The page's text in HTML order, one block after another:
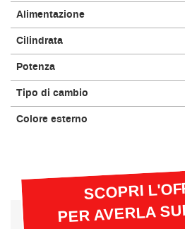
Alimentazione
Cilindrata
Potenza
Tipo di cambio
Colore esterno
SCOPRI
PER AVERLA
Puoi
rivedere
e
modificare
le
tue
scelte
in
qualsiasi